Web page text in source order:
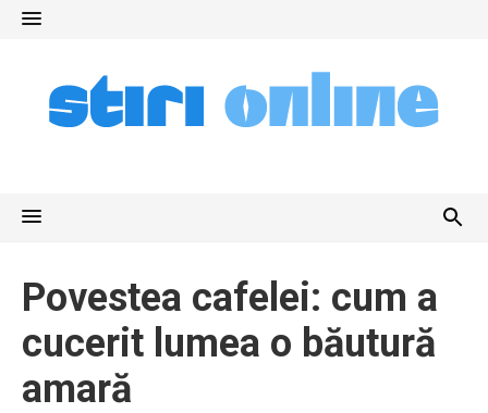
Skip
Povestea cafelei: cum a
cucerit lumea o băutură
amară